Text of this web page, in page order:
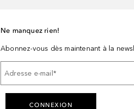
Ne manquez rien!
Abonnez-vous dès maintenant à la
Adresse e-mail *
CONNEXION